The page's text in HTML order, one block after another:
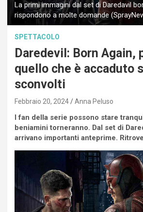
La primi immagini dal set di Daredavil
rispondono a molte domande
SPETTACOLO
Daredevil: Born Again,
quello che è accaduto
sconvolti
Febbraio 20, 2024 Anna Peluso
I fan della serie possono stare
beniamini torneranno. Dal set di
arrivano importanti anteprime.